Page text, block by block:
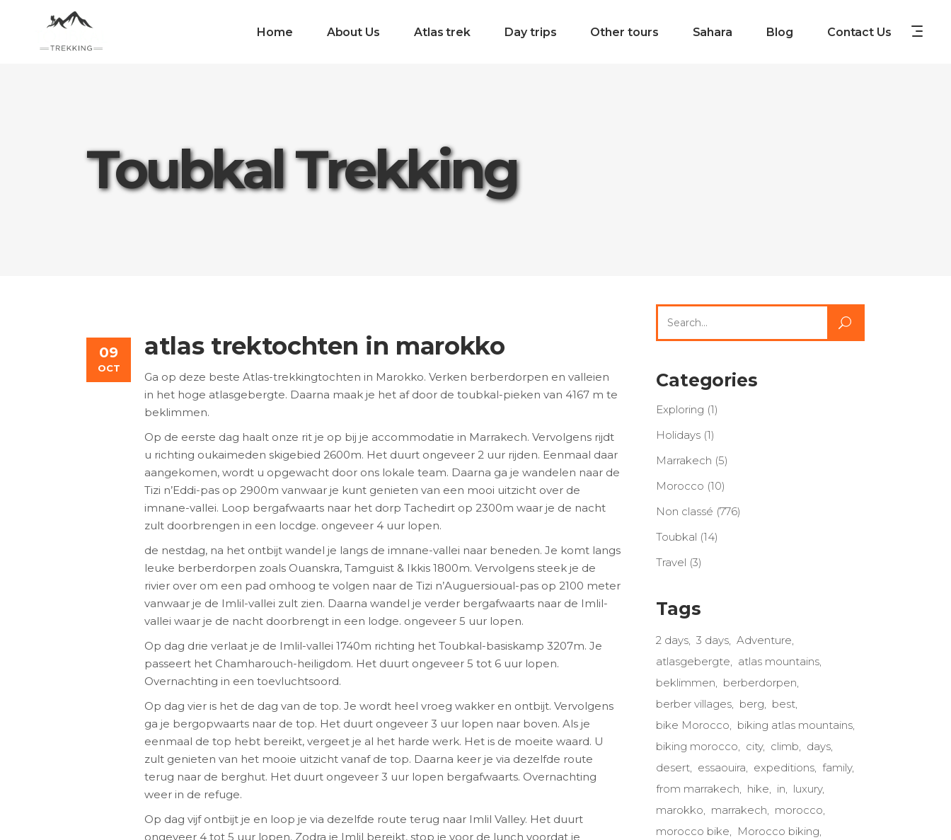
Home About Us Atlas trek Day trips Other tours Sahara Blog Contact Us
Toubkal Trekking
09
OCT
atlas trektochten in marokko
Ga op deze beste Atlas-trekkingtochten in Marokko. Verken berberdorpen en valleien
in het hoge atlasgebergte. Daarna maak je het af door de toubkal-pieken van 4167 m te
beklimmen.
Op de eerste dag haalt onze rit je op bij je accommodatie in Marrakech. Vervolgens rijdt
u richting oukaimeden skigebied 2600m. Het duurt ongeveer 2 uur rijden. Eenmaal daar
aangekomen, wordt u opgewacht door ons lokale team. Daarna ga je wandelen naar de
Tizi n’Eddi-pas op 2900m vanwaar je kunt genieten van een mooi uitzicht over de
imnane-vallei. Loop bergafwaarts naar het dorp Tachedirt op 2300m waar je de nacht
zult doorbrengen in een locdge. ongeveer 4 uur lopen.
de nestdag, na het ontbijt wandel je langs de imnane-vallei naar beneden. Je komt langs
leuke berberdorpen zoals Ouanskra, Tamguist & Ikkis 1800m. Vervolgens steek je de
rivier over om een ​​pad omhoog te volgen naar de Tizi n’Auguersioual-pas op 2100 meter
vanwaar je de Imlil-vallei zult zien. Daarna wandel je verder bergafwaarts naar de Imlil-
vallei waar je de nacht doorbrengt in een lodge. ongeveer 5 uur lopen.
Op dag drie verlaat je de Imlil-vallei 1740m richting het Toubkal-basiskamp 3207m. Je
passeert het Chamharouch-heiligdom. Het duurt ongeveer 5 tot 6 uur lopen.
Overnachting in een toevluchtsoord.
Op dag vier is het de dag van de top. Je wordt heel vroeg wakker en ontbijt. Vervolgens
ga je bergopwaarts naar de top. Het duurt ongeveer 3 uur lopen naar boven. Als je
eenmaal de top hebt bereikt, vergeet je al het harde werk. Het is de moeite waard. U
zult genieten van het mooie uitzicht vanaf de top. Daarna keer je via dezelfde route
terug naar de berghut. Het duurt ongeveer 3 uur lopen bergafwaarts. Overnachting
weer in de refuge.
Op dag vijf ontbijt je en loop je via dezelfde route terug naar Imlil Valley. Het duurt
ongeveer 4 tot 5 uur lopen. Zodra je Imlil bereikt, stop je voor de lunch voordat je
for:
Categories
Exploring (1)
Holidays (1)
Marrakech (5)
Morocco (10)
Non classé (776)
Toubkal (14)
Travel (3)
Tags
2 days 3 days Adventure
atlasgebergte
atlas mountains
beklimmen
berberdorpen
berber villages
berg
best
bike Morocco
biking atlas mountains
biking morocco
city climb
days
desert
essaouira expeditions family
from marrakech
hike in
luxury
marokko
marrakech
morocco
morocco bike
Morocco biking